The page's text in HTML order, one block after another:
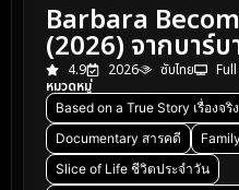
Barbara
(2026) จากบาร์บ
4.9 2026 ซับไทย
หมวดหมู่
Based on a True Story เรื่องจริง
Documentary สารคดี
Slice of Life ชีวิตประจำวัน